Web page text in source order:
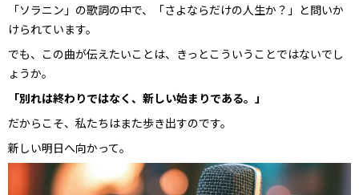
「ソラニン」の歌詞の中で、「さよならだけの人生か？」と問いか
けられています。
でも、この曲が伝えたいことは、きっとこういうことではないでし
ょうか。
「別れは終わりではなく、新しい始まりである。」
だからこそ、私たちはまた歩き出すのです。
新しい明日へ向かって。